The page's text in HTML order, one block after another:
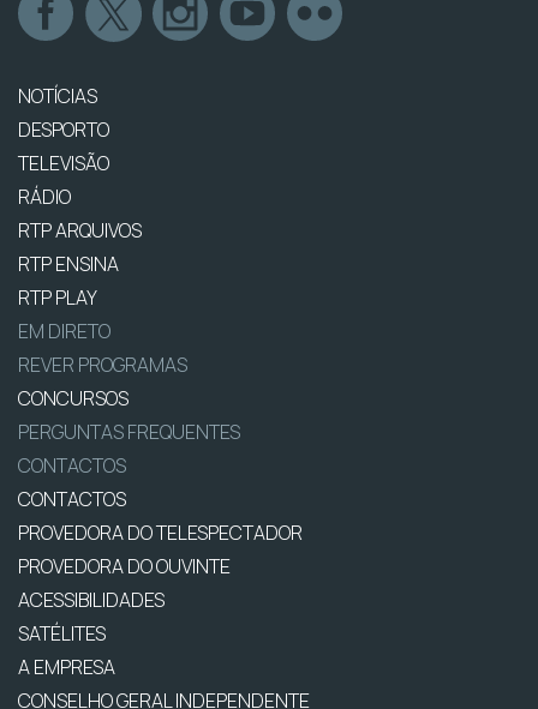
NOTÍCIAS
DESPORTO
TELEVISÃO
RÁDIO
RTP ARQUIVOS
RTP ENSINA
RTP PLAY
EM DIRETO
REVER PROGRAMAS
CONCURSOS
PERGUNTAS FREQUENTES
CONTACTOS
CONTACTOS
PROVEDORA DO TELESPECTADOR
PROVEDORA DO OUVINTE
ACESSIBILIDADES
SATÉLITES
A EMPRESA
CONSELHO GERAL INDEPENDENTE